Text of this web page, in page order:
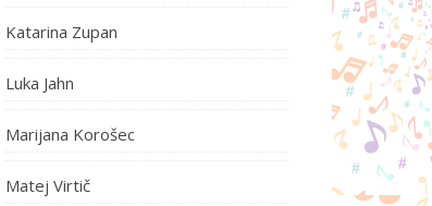
Katarina Zupan
Luka Jahn
Marijana Korošec
Matej Virtič